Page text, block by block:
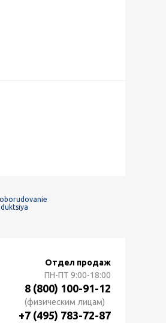
Отдел продаж
ПН-ПТ 9:00-18:00
8 (800) 100-91-12
(физическим лицам)
+7 (495) 783-72-87